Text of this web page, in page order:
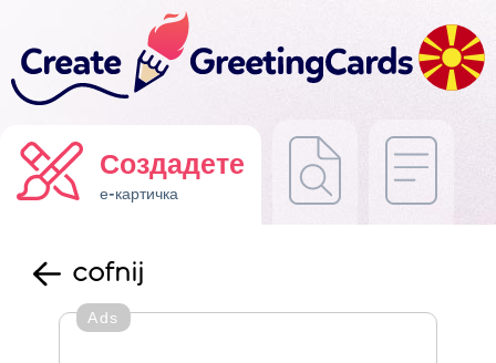
Создадете
е-картичка
cofnij
Ads